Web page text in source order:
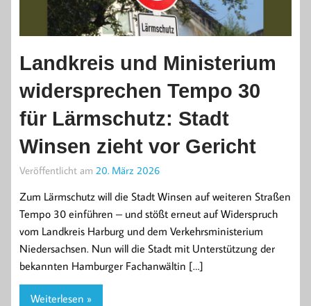
Landkreis und Ministerium
widersprechen Tempo 30
für Lärmschutz: Stadt
Winsen zieht vor Gericht
Veröffentlicht am 20. März 2026
Zum Lärmschutz will die Stadt Winsen auf weiteren Straßen
Tempo 30 einführen – und stößt erneut auf Widerspruch
vom Landkreis Harburg und dem Verkehrsministerium
Niedersachsen. Nun will die Stadt mit Unterstützung der
bekannten Hamburger Fachanwältin […]
Weiterlesen »